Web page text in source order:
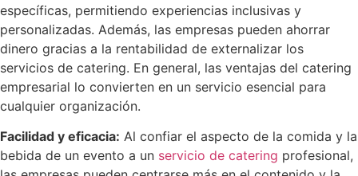
específicas, permitiendo experiencias inclusivas y
personalizadas. Además, las empresas pueden ahorrar
dinero gracias a la rentabilidad de externalizar los
servicios de catering. En general, las ventajas del catering
empresarial lo convierten en un servicio esencial para
cualquier organización.
Facilidad y eficacia: Al confiar el aspecto de la comida y la
bebida de un evento a un servicio de catering profesional,